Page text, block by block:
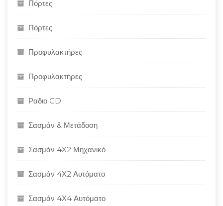
Πόρτες
Πόρτες
Προφυλακτήρες
Προφυλακτήρες
Ραδιο CD
Σασμάν & Μετάδοση
Σασμάν 4X2 Μηχανικό
Σασμάν 4Χ2 Αυτόματο
Σασμάν 4Χ4 Αυτόματο